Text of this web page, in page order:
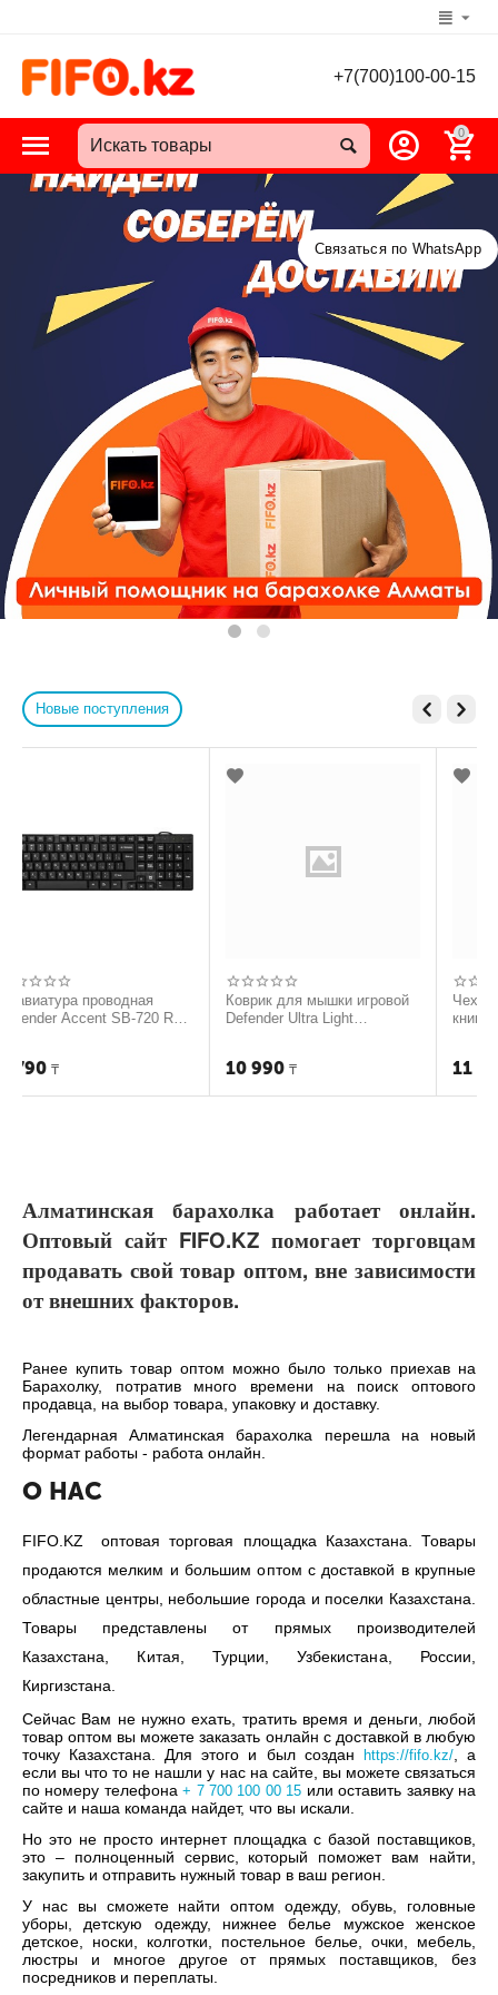
+7(700)100-00-15
0
Связаться по WhatsApp
Новые поступления
720 RU
Коврик для мышки игровой
Defender Ultra Light
Чехол для
книги PocketBook 700
Алматинская барахолка работает онлайн.
Оптовый сайт FIFO.KZ помогает торговцам
продавать свой товар оптом, вне зависимости
от внешних факторов.
Ранее купить товар оптом можно было только приехав на
Барахолку, потратив много времени на поиск оптового
продавца, на выбор товара, упаковку и доставку.
Легендарная Алматинская барахолка перешла на новый
формат работы - работа онлайн.
О НАС
FIFO.KZ оптовая торговая площадка Казахстана. Товары
продаются мелким и большим оптом с доставкой в крупные
областные центры, небольшие города и поселки Казахстана.
Товары представлены от прямых производителей
Казахстана, Китая, Турции, Узбекистана, России,
Киргизстана.
Сейчас Вам не нужно ехать, тратить время и деньги, любой
товар оптом вы можете заказать онлайн с доставкой в любую
точку Казахстана. Для этого и был создан
https://fifo.kz/, а
если вы что то не нашли у нас на сайте, вы можете связаться
по номеру телефона+ 7 700 100 00 15 или оставить заявку на
сайте и наша команда найдет, что вы искали.
Но это не просто интернет площадка с базой поставщиков,
это – полноценный сервис, который поможет вам найти,
закупить и отправить нужный товар в ваш регион.
У нас вы сможете найти оптом одежду, обувь, головные
уборы, детскую одежду, нижнее белье мужское женское
детское, носки, колготки, постельное белье, очки, мебель,
люстры и многое другое от прямых поставщиков, без
посредников и переплаты.